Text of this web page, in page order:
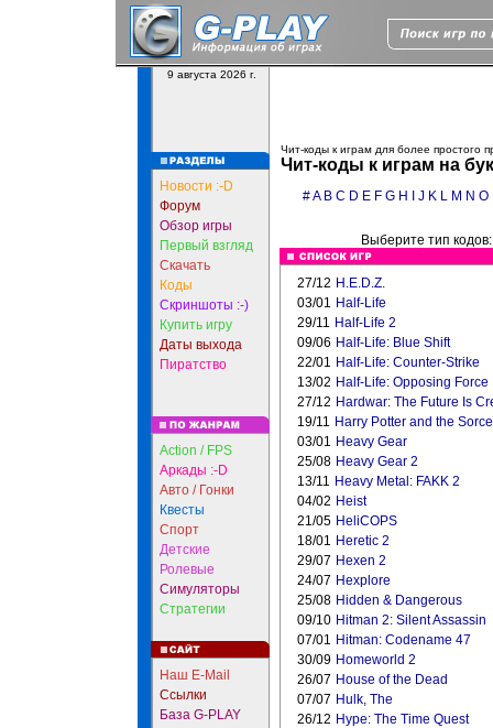
9 августа 2026 г.
Новости :-D
Форум
Обзор игры
Первый взгляд
Скачать
Коды
Скриншоты :-)
Купить игру
Даты выхода
Пиратство
Action / FPS
Аркады :-D
Авто / Гонки
Квесты
Спорт
Детские
Ролевые
Симуляторы
Стратегии
Наш E-Mail
Ссылки
База G-PLAY
Чит-коды к играм для более простого
Чит-коды к играм на
#A B C D E F G H J K L M N O
Выберите тип
27/12 H.E.D.Z.
03/01 Half-Life
29/11 Half-Life 2
09/06 Half-Life: Blue Shift
22/01 Half-Life: Counter-Strike
13/02 Half-Life: Opposing Force
27/12 Hardwar: The Future Is
19/11 Harry Potter and the
03/01 Heavy Gear
25/08 Heavy Gear 2
13/11 Heavy Metal: FAKK 2
04/02 Heist
21/05 HeliCOPS
18/01 Heretic 2
29/07 Hexen 2
24/07 Hexplore
25/08 Hidden & Dangerous
09/10 Hitman 2: Silent Assassin
07/01 Hitman: Codename 47
30/09 Homeworld 2
26/07 House of the Dead
07/07 Hulk, The
26/12 Hype: The Time Quest